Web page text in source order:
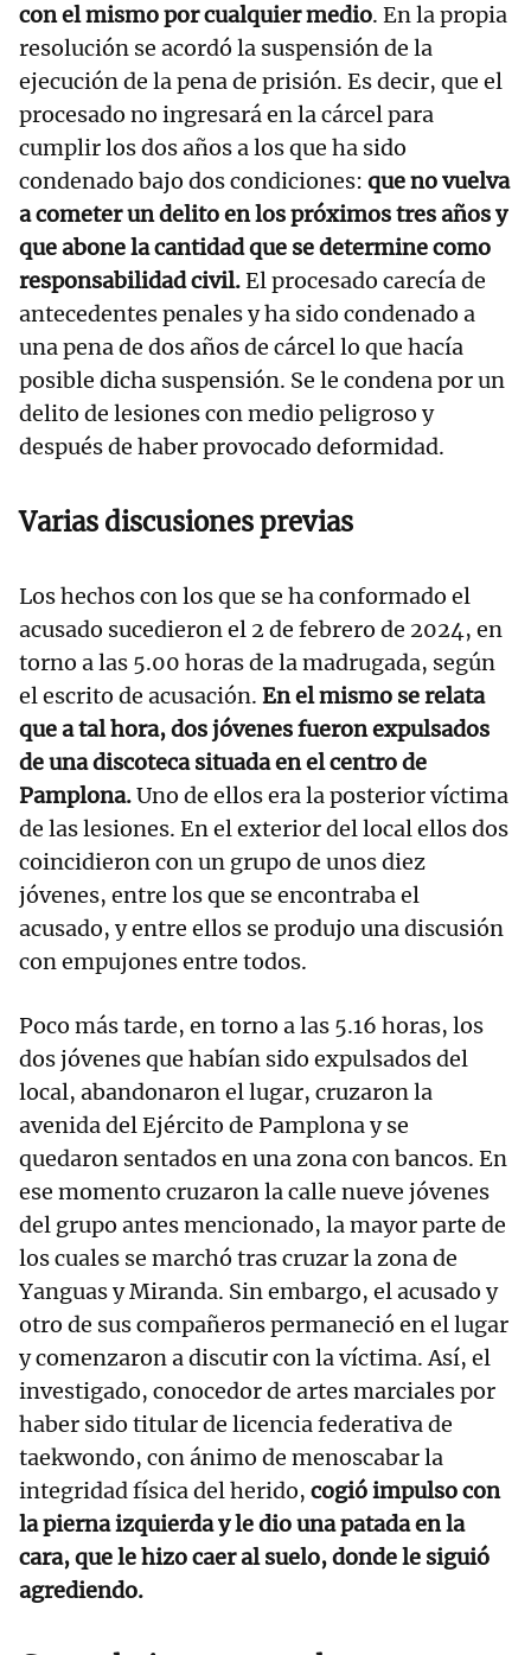
con el mismo por cualquier medio. En la propia
resolución se acordó la suspensión de la
ejecución de la pena de prisión. Es decir, que el
procesado no ingresará en la cárcel para
cumplir los dos años a los que ha sido
condenado bajo dos condiciones: que no vuelva
a cometer un delito en los próximos tres años y
que abone la cantidad que se determine como
responsabilidad civil.El procesado carecía de
antecedentes penales y ha sido condenado a
una pena de dos años de cárcel lo que hacía
posible dicha suspensión. Se le condena por un
delito de lesiones con medio peligroso y
después de haber provocado deformidad.
Varias discusiones previas
Los hechos con los que se ha conformado el
acusado sucedieron el 2 de febrero de 2024, en
torno a las 5.00 horas de la madrugada, según
el escrito de acusación. En el mismo se relata
que a tal hora, dos jóvenes fueron expulsados
de una discoteca situada en el centro de
Pamplona.Uno de ellos era la posterior víctima
de las lesiones. En el exterior del local ellos dos
coincidieron con un grupo de unos diez
jóvenes, entre los que se encontraba el
acusado, y entre ellos se produjo una discusión
con empujones entre todos.
Poco más tarde, en torno a las 5.16 horas, los
dos jóvenes que habían sido expulsados del
local, abandonaron el lugar, cruzaron la
avenida del Ejército de Pamplona y se
quedaron sentados en una zona con bancos. En
ese momento cruzaron la calle nueve jóvenes
del grupo antes mencionado, la mayor parte de
los cuales se marchó tras cruzar la zona de
Yanguas y Miranda. Sin embargo, el acusado y
otro de sus compañeros permaneció en el lugar
y comenzaron a discutir con la víctima. Así, el
investigado, conocedor de artes marciales por
haber sido titular de licencia federativa de
taekwondo, con ánimo de menoscabar la
integridad física del herido, cogió impulso con
la pierna izquierda y le dio una patada en la
cara, que le hizo caer al suelo, donde le siguió
agrediendo.